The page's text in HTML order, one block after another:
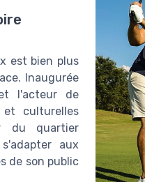
est bien plus
Inaugurée
l'acteur de
et culturelles
du quartier
aux
de son public